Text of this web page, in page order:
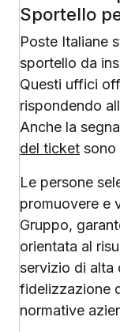
Sportello
Poste Italiane
sportello da
Questi uffici
rispondendo
Anche la
del ticket sono
Le persone
promuovere e
Gruppo,
orientata al
servizio di alta
fidelizzazione
normative